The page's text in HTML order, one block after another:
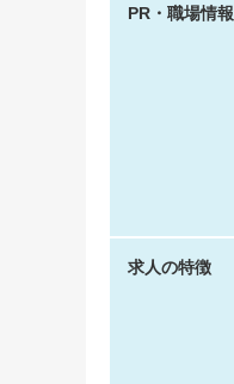
PR・職場情報
求人の特徴